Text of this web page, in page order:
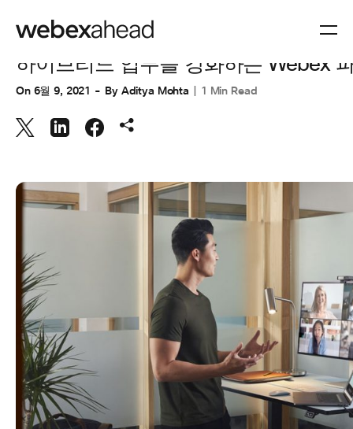
작업 공간,협업
하이브리드 업무를 강화하는 Webex
On 6월 9, 2021 By Aditya Mohta 1 Min Read